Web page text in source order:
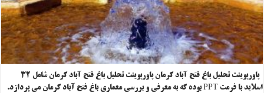
پاورپوینت تحلیل باغ فتح آباد کرمان پاورپوینت تحلیل باغ فتح آباد کرمان شامل ۳۲
اسلاید با فرمت PPT بوده که به معرفی و بررسی معماری باغ فتح آباد کرمان می پردازد.